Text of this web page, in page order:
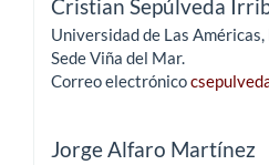
Cristian Sepúlveda
Universidad de Las
Sede Viña del Mar.
Correo electrónico
Jorge Alfaro Martínez